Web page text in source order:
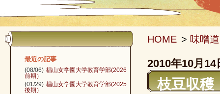
HOME > 味噌道
2010年10月14
枝豆収穫
最近の記事
(08/06) 椙山女学園大学教育学部(2026
前期）
(01/29) 椙山女学園大学教育学部(2025
後期）